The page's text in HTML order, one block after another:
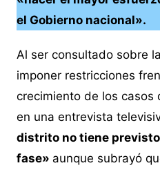
el Gobierno nacional».
Al ser consultado sobre
imponer restricciones
crecimiento de los casos
en una entrevista
distrito no tiene
fase» aunque subrayó